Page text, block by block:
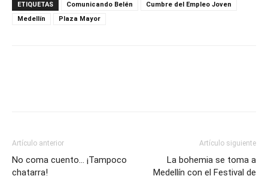
ETIQUETAS Comunicando Belén
Cumbre del Empleo Joven
Medellín
Plaza Mayor
Artículo anterior
No coma cuento… ¡Tampoco
chatarra!
Artículo siguiente
La bohemia se toma a
Medellín con el Festival de